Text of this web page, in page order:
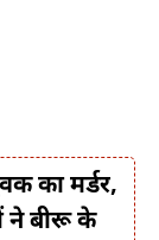
का मर्डर,
ने बीरू के